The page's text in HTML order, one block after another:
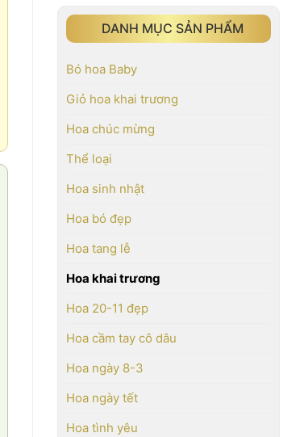
DANH MỤC SẢN PHẨM
Bó hoa Baby
Giỏ hoa khai trương
Hoa chúc mừng
Thể loại
Hoa sinh nhật
Hoa bó đẹp
Hoa tang lễ
Hoa khai trương
Hoa 20-11 đẹp
Hoa cầm tay cô dâu
Hoa ngày 8-3
Hoa ngày tết
Hoa tình yêu